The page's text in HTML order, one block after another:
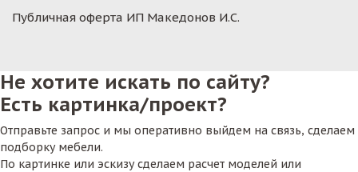
Публичная оферта ИП Македонов И.С.
Не хотите искать по сайту?
Есть картинка/проект?
Отправьте запрос и мы оперативно выйдем на связь, сделаем
подборку мебели.
По картинке или эскизу сделаем расчет моделей или